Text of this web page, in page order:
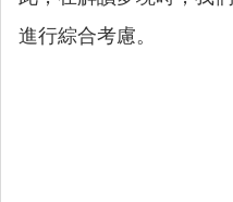
進行綜合考慮。